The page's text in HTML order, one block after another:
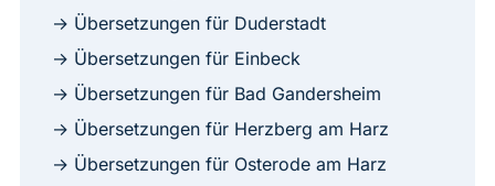
→ Übersetzungen für Duderstadt
→ Übersetzungen für Einbeck
→ Übersetzungen für Bad Gandersheim
→ Übersetzungen für Herzberg am Harz
→ Übersetzungen für Osterode am Harz